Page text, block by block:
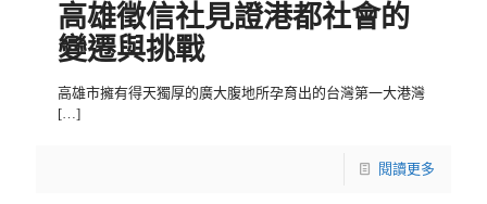
高雄徵信社見證港都社會的
變遷與挑戰
高雄市擁有得天獨厚的廣大腹地所孕育出的台灣第一大港灣
[…]
閱讀更多